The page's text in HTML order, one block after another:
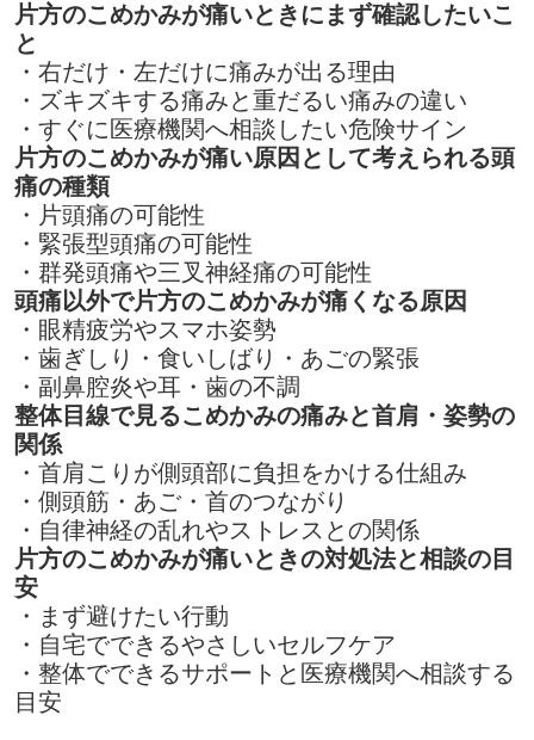
片方のこめかみが痛いときにまず確認したいこ
と
・右だけ・左だけに痛みが出る理由
・ズキズキする痛みと重だるい痛みの違い
・すぐに医療機関へ相談したい危険サイン
片方のこめかみが痛い原因として考えられる頭
痛の種類
・片頭痛の可能性
・緊張型頭痛の可能性
・群発頭痛や三叉神経痛の可能性
頭痛以外で片方のこめかみが痛くなる原因
・眼精疲労やスマホ姿勢
・歯ぎしり・食いしばり・あごの緊張
・副鼻腔炎や耳・歯の不調
整体目線で見るこめかみの痛みと首肩・姿勢の
関係
・首肩こりが側頭部に負担をかける仕組み
・側頭筋・あご・首のつながり
・自律神経の乱れやストレスとの関係
片方のこめかみが痛いときの対処法と相談の目
安
・まず避けたい行動
・自宅でできるやさしいセルフケア
・整体でできるサポートと医療機関へ相談する
目安